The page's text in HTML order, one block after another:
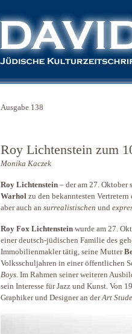
Ausgabe 138
Roy Lichtenstein zum
Monika Kaczek
Roy Lichtenstein – der am 27. Oktober
Warhol zu den bekanntesten Vertretern
aber auch an surrealistischen und
Roy Fox Lichtenstein wurde am 27.
einer deutsch-jüdischen Familie des
Immobilienmakler tätig, seine MutterB
Volksschuljahren in einer öffentlichen
Boys. Im Rahmen seiner weiteren
sein Interesse für Jazz und Kunst. Von
Graphiker und Designer an derArt